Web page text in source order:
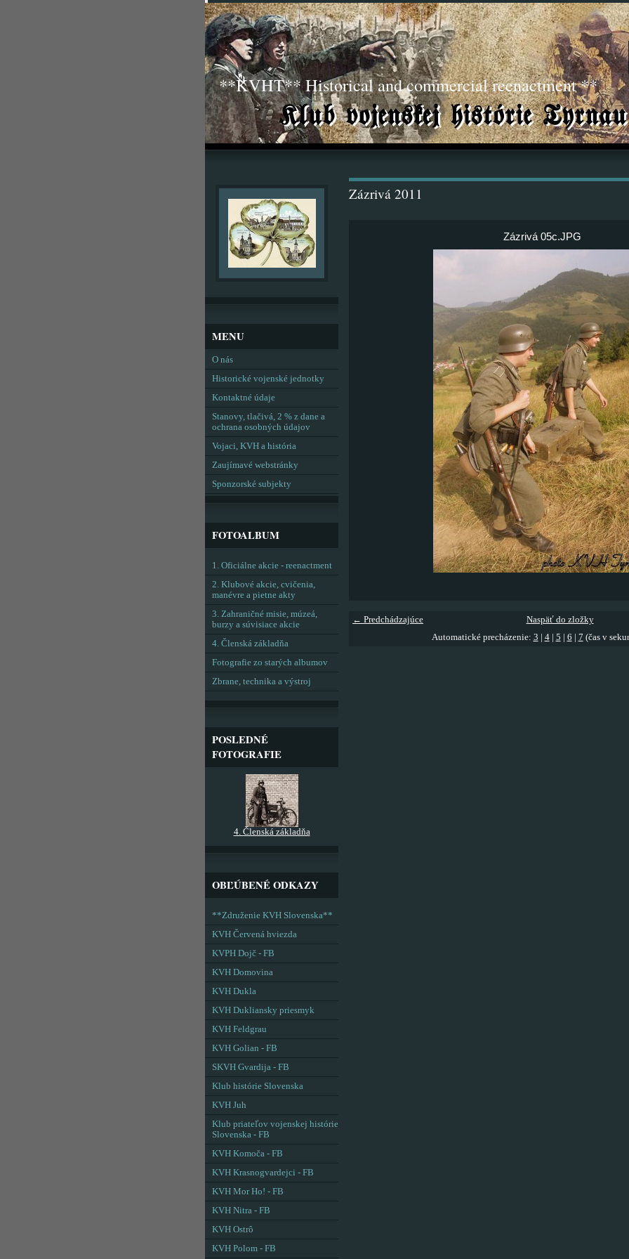
**KVHT** Historical and commercial reenactment **
Zázrivá 2011
Zázrivá 05c.JPG
← Predchádzajúce
Naspäť do zložky
Automatické precházenie: 3 4| 5 6 7 (čas v
MENU
O nás
Historické vojenské jednotky
Kontaktné údaje
Stanovy, tlačivá, 2 % z dane a
ochrana osobných údajov
Vojaci, KVH a história
Zaujímavé webstránky
Sponzorské subjekty
FOTOALBUM
1. Oficiálne akcie - reenactment
2. Klubové akcie, cvičenia,
manévre a pietne akty
3. Zahraničné misie, múzeá,
burzy a súvisiace akcie
4. Členská základňa
Fotografie zo starých albumov
Zbrane, technika a výstroj
POSLEDNÉ
FOTOGRAFIE
4. Členská základňa
OBĽÚBENÉ ODKAZY
**Združenie KVH Slovenska**
KVH Červená hviezda
KVPH Dojč - FB
KVH Domovina
KVH Dukla
KVH Dukliansky priesmyk
KVH Feldgrau
KVH Golian - FB
SKVH Gvardija - FB
Klub histórie Slovenska
KVH Juh
Klub priateľov vojenskej histórie
Slovenska - FB
KVH Komoča - FB
KVH Krasnogvardejci - FB
KVH Mor Ho! - FB
KVH Nitra - FB
KVH Ostrô
KVH Polom - FB